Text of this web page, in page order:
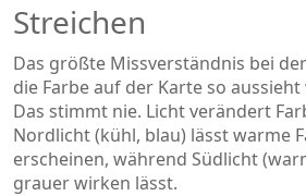
Streichen
Das größte Missverständnis bei
die Farbe auf der Karte so
Das stimmt nie. Licht verändert
Nordlicht (kühl, blau) lässt warme
erscheinen, während Südlicht
grauer wirken lässt.